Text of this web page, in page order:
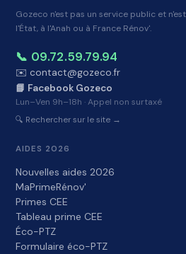
Gozeco n'est pas un service public et
l'État, à l'Anah ou à France Rénov'.
📞 09.72.59.79.94
✉️ contact@gozeco.fr
📘 Facebook Gozeco
Lun–Ven 9h–18h · Appel non surtaxé
🔍 Rechercher sur le site →
AIDES 2026
Nouvelles aides 2026
MaPrimeRénov'
Primes CEE
Tableau prime CEE
Éco-PTZ
Formulaire éco-PTZ